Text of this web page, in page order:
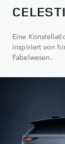
Eine
inspiriert von
Fabelwesen.